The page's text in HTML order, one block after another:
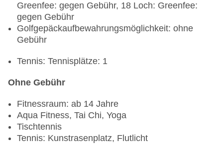
Greenfee: gegen Gebühr, 18 Loch: Greenfee:
gegen Gebühr
Golfgepäckaufbewahrungsmöglichkeit: ohne
Gebühr
Tennis: Tennisplätze: 1
Ohne Gebühr
Fitnessraum: ab 14 Jahre
Aqua Fitness, Tai Chi, Yoga
Tischtennis
Tennis: Kunstrasenplatz, Flutlicht